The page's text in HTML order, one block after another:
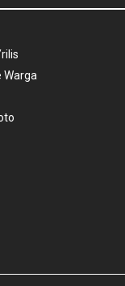
Warga